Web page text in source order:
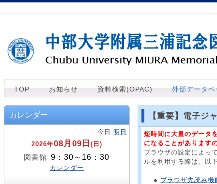
TOP お知らせ 資料検索(OPAC) 外部データベ
カレンダー
今日 明日
2026年08月09日 (日)
図書館 9：30～16：30
カレンダー
【重要】電子ジ
短時間に大量のデータ
になることがあります
ブラウザの設定によっ
ルを利用する際は、以
● ブラウザ先読み